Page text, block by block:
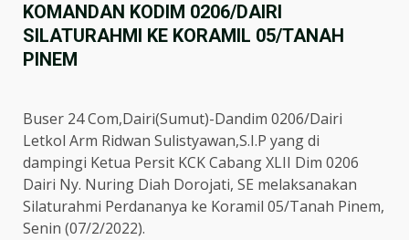
KOMANDAN KODIM 0206/DAIRI
SILATURAHMI KE KORAMIL 05/TANAH
PINEM
Buser 24 Com,Dairi(Sumut)-Dandim 0206/Dairi
Letkol Arm Ridwan Sulistyawan,S.I.P yang di
dampingi Ketua Persit KCK Cabang XLII Dim 0206
Dairi Ny. Nuring Diah Dorojati, SE melaksanakan
Silaturahmi Perdananya ke Koramil 05/Tanah Pinem,
Senin (07/2/2022).